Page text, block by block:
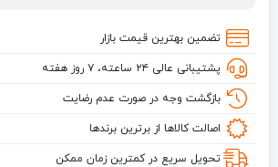
تضمین بهترین قیمت بازار
پشتیبانی عالی ۲۴ ساعته، ۷ روز هفته
بازگشت وجه در صورت عدم رضایت
اصالت کالاها از برترین برندها
تحویل سریع در کمترین زمان ممکن